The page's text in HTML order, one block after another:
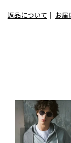
返品について ｜ お届